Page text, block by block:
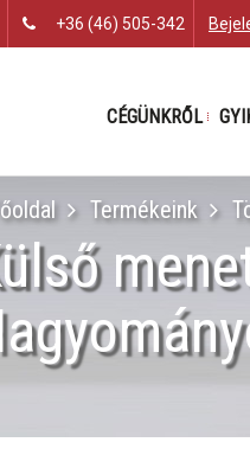
+36 (46) 505-342
CÉGÜNKRŐL
Termékeink